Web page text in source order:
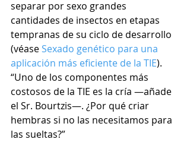
separar por sexo grandes
cantidades de insectos en etapas
tempranas de su ciclo de desarrollo
(véase Sexado genético para una
aplicación más eficiente de la TIE).
“Uno de los componentes más
costosos de la TIE es la cría —añade
el Sr. Bourtzis—. ¿Por qué criar
hembras si no las necesitamos para
las sueltas?”